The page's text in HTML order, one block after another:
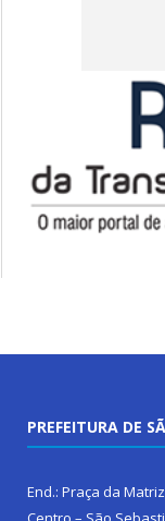
PREFEITURA DE
End.: Praça da